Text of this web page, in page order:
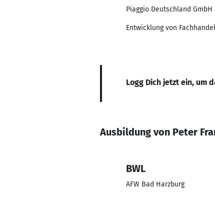
Piaggio Deutschland GmbH
Entwicklung von
Logg Dich jetzt ein, um
Ausbildung von Peter
BWL
AFW Bad Harzburg